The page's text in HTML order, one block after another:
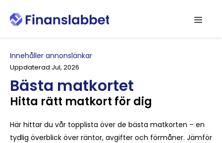
Uppdaterad:Jul, 2026
Innehåller annonslänkar
Bästa matkortet
Hitta rätt matkort för dig
Här hittar du vår topplista över de bästa matkorten – en
tydlig överblick över räntor, avgifter och förmåner. Jämför